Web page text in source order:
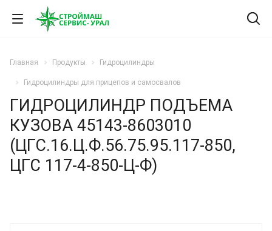
Главная Продукты Гидроцилиндры
Гидроцилиндры для прицепов и самосвалов
ГИДРОЦИЛИНДР ПОДЪЕМА
КУЗОВА 45143-8603010
(ЦГС.16.Ц.Ф.56.75.95.117-850,
ЦГС 117-4-850-Ц-Ф)